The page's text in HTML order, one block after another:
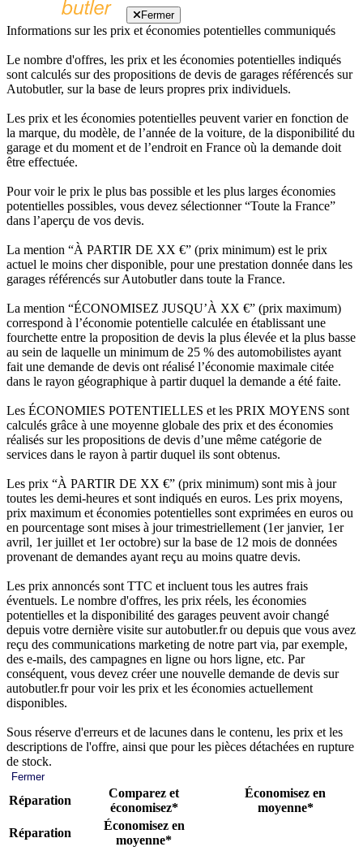
Fermer
Informations sur les prix et économies potentielles communiqués
Le nombre d'offres, les prix et les économies potentielles indiqués
sont calculés sur des propositions de devis de garages référencés sur
Autobutler, sur la base de leurs propres prix individuels.
Les prix et les économies potentielles peuvent varier en fonction de
la marque, du modèle, de l’année de la voiture, de la disponibilité du
garage et du moment et de l’endroit en France où la demande doit
être effectuée.
Pour voir le prix le plus bas possible et les plus larges économies
potentielles possibles, vous devez sélectionner “Toute la France”
dans l’aperçu de vos devis.
La mention “À PARTIR DE XX €” (prix minimum) est le prix
actuel le moins cher disponible, pour une prestation donnée dans les
garages référencés sur Autobutler dans toute la France.
La mention “ÉCONOMISEZ JUSQU’À XX €” (prix maximum)
correspond à l’économie potentielle calculée en établissant une
fourchette entre la proposition de devis la plus élevée et la plus basse
au sein de laquelle un minimum de 25 % des automobilistes ayant
fait une demande de devis ont réalisé l’économie maximale citée
dans le rayon géographique à partir duquel la demande a été faite.
Les ÉCONOMIES POTENTIELLES et les PRIX MOYENS sont
calculés grâce à une moyenne globale des prix et des économies
réalisés sur les propositions de devis d’une même catégorie de
services dans le rayon à partir duquel ils sont obtenus.
Les prix “À PARTIR DE XX €” (prix minimum) sont mis à jour
toutes les demi-heures et sont indiqués en euros. Les prix moyens,
prix maximum et économies potentielles sont exprimées en euros ou
en pourcentage sont mises à jour trimestriellement (1er janvier, 1er
avril, 1er juillet et 1er octobre) sur la base de 12 mois de données
provenant de demandes ayant reçu au moins quatre devis.
Les prix annoncés sont TTC et incluent tous les autres frais
éventuels. Le nombre d'offres, les prix réels, les économies
potentielles et la disponibilité des garages peuvent avoir changé
depuis votre dernière visite sur autobutler.fr ou depuis que vous avez
reçu des communications marketing de notre part via, par exemple,
des e-mails, des campagnes en ligne ou hors ligne, etc. Par
conséquent, vous devez créer une nouvelle demande de devis sur
autobutler.fr pour voir les prix et les économies actuellement
disponibles.
Sous réserve d'erreurs et de lacunes dans le contenu, les prix et les
descriptions de l'offre, ainsi que pour les pièces détachées en rupture
de stock.
Fermer
Réparation
Comparez et
économisez*
Économisez en
moyenne*
Réparation
Économisez en
moyenne*